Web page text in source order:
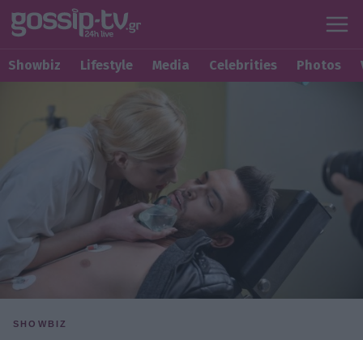
Showbiz Lifestyle Media Celebrities Photos
SHOWBIZ